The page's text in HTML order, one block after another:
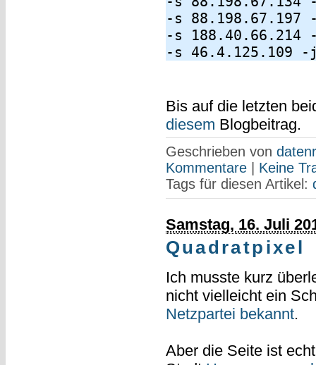
-s 88.198.67.197 -
-s 188.40.66.214 -
-s 46.4.125.109 -j
Bis auf die letzten
diesem Blogbeitrag.
Geschrieben von
Kommentare| Keine
Tags für diesen Artikel:
Samstag, 16. Juli
Quadratpixel
Ich musste kurz
nicht vielleicht ein
Netzpartei bekannt.
Aber die Seite ist